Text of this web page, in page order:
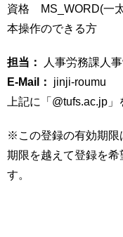
資格 MS_WORD(一
本操作のできる方
担当： 人事労務課人
E-Mail： jinji-roumu
上記に「@tufs.ac.jp」
※この登録の有効期限
期限を越えて登録を
す。